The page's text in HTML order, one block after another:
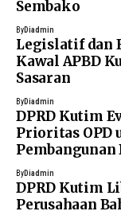
Sembako
ByDiadmin
Legislatif dan
Kawal APBD
Sasaran
ByDiadmin
DPRD Kutim
Prioritas OPD
Pembangunan
ByDiadmin
DPRD Kutim
Perusahaan